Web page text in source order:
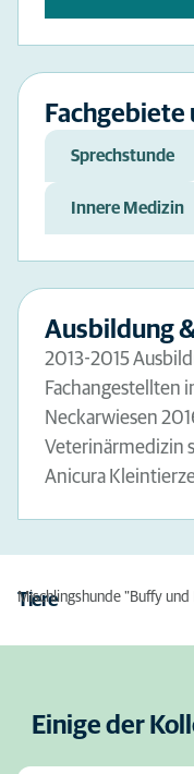
Sprechstunde
Innere Medizin
Ausbildung
2013-2015
Fachangestellten
Neckarwiesen
Veterinärmedizin
Anicura
Tiere
Mischlingshunde "Buffy und
Einige der